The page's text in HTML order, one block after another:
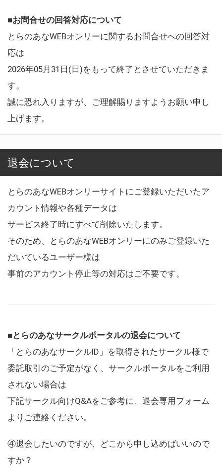
■お問合せの回答対応について
とらのあなWEBオンリーに関するお問合せへの回答対
応は
2026年05月31日(日)をもって終了とさせていただきま
す。
誠に恐れ入りますが、ご理解賜りますようお願い申し
上げます。
退会について
とらのあなWEBオンリーサイトにご登録いただいたア
カウント情報や各種データは
サービス終了時にすべて削除いたします。
そのため、とらのあなWEBオンリーにのみご登録いた
だいているユーザー様は
事前のアカウント停止等の対応はご不要です。
■とらのあなサークルポータルの退会について
「とらのあなサークルID」を取得されたサークル様で
委託取引のご予定がなく、サークルポータルをご利用
されない場合は
下記サークル向けQ&Aをご参考に、退会専用フォーム
よりご連絡ください。
④退会したいのですが、どこから申し込めばいいので
すか？